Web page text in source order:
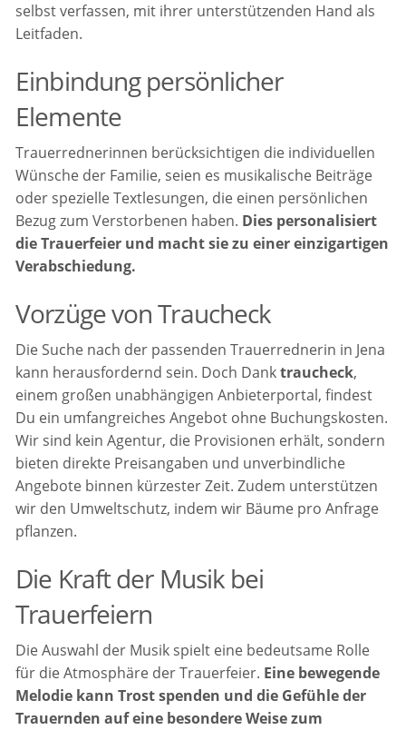
selbst verfassen, mit ihrer unterstützenden Hand als
Leitfaden.
Einbindung persönlicher
Elemente
Trauerrednerinnen berücksichtigen die individuellen
Wünsche der Familie, seien es musikalische Beiträge
oder spezielle Textlesungen, die einen persönlichen
Bezug zum Verstorbenen haben. Dies personalisiert
die Trauerfeier und macht sie zu einer einzigartigen
Verabschiedung.
Vorzüge von Traucheck
Die Suche nach der passenden Trauerrednerin in Jena
kann herausfordernd sein. Doch Danktraucheck,
einem großen unabhängigen Anbieterportal, findest
Du ein umfangreiches Angebot ohne Buchungskosten.
Wir sind kein Agentur, die Provisionen erhält, sondern
bieten direkte Preisangaben und unverbindliche
Angebote binnen kürzester Zeit. Zudem unterstützen
wir den Umweltschutz, indem wir Bäume pro Anfrage
pflanzen.
Die Kraft der Musik bei
Trauerfeiern
Die Auswahl der Musik spielt eine bedeutsame Rolle
für die Atmosphäre der Trauerfeier. Eine bewegende
Melodie kann Trost spenden und die Gefühle der
Trauernden auf eine besondere Weise zum